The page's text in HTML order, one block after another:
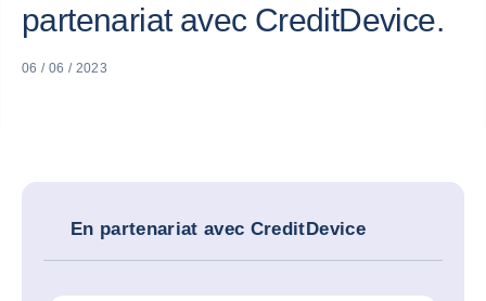
partenariat avec CreditDevice.
06 / 06 / 2023
En partenariat avec CreditDevice